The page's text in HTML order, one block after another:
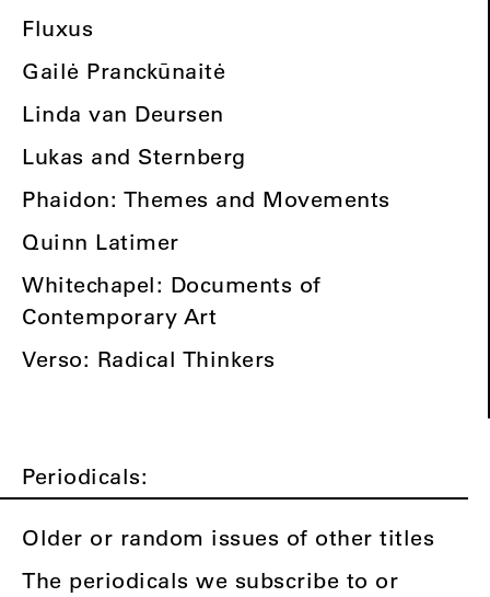
Fluxus
Gailė Pranckūnaitė
Linda van Deursen
Lukas and Sternberg
Phaidon: Themes and Movements
Quinn Latimer
Whitechapel: Documents of
Contemporary Art
Verso: Radical Thinkers
Periodicals:
Older or random issues of other titles
The periodicals we subscribe to or